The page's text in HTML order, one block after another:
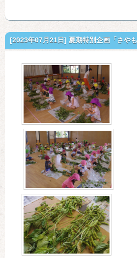
[2023年07月21日] 夏期特別企画「さやも